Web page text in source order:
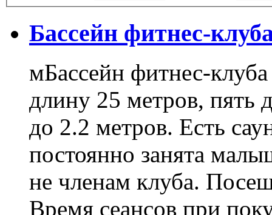
Бассейн фитнес-
мБассейн фитнес-
длину 25 метров, пять
до 2.2 метров. Есть
постоянно занята
не членам клуба.
Время сеансов при